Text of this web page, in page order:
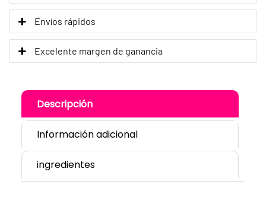
Envíos rápidos
Excelente margen de ganancia
Descripción
Información adicional
ingredientes